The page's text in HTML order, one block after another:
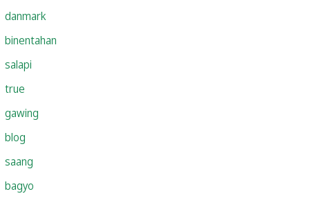
danmark
binentahan
salapi
true
gawing
blog
saang
bagyo